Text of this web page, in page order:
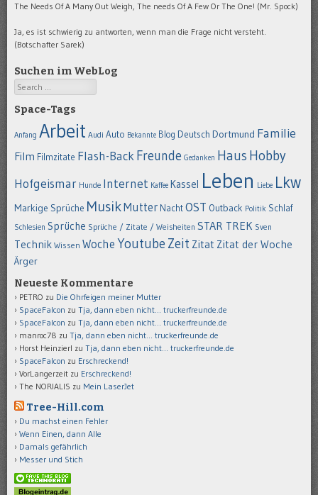
The Needs Of A Many Out Weigh, The needs Of A Few Or The One! (Mr. Spock)
Ja, es ist schwierig zu antworten, wenn man die Frage nicht versteht.
(Botschafter Sarek)
Suchen im WebLog
Search
Space-Tags
Anfang Arbeit Audi Auto Bekannte Blog Deutsch Dortmund Familie
Film Filmzitate Flash-BackFreunde Gedanken Haus Hobby
Hofgeismar Hunde Internet Kaffee Kassel Leben Liebe Lkw
Markige Sprüche MusikMutter NachtOST Outback Politik Schlaf
Schlesien Sprüche Sprüche / Zitate / Weisheiten STAR TREK Sven
Technik Wissen Woche Youtube Zeit Zitat Zitat der Woche
Ärger
Neueste Kommentare
PETRO zu Die Ohrfeigen meiner Mutter
SpaceFalcon zu Tja, dann eben nicht… truckerfreunde.de
SpaceFalcon zu Tja, dann eben nicht… truckerfreunde.de
manroc78 zu Tja, dann eben nicht… truckerfreunde.de
Horst Heinzierl zu Tja, dann eben nicht… truckerfreunde.de
SpaceFalcon zu Erschreckend!
VorLangerzeit zu Erschreckend!
The NORIALIS zu Mein LaserJet
Tree-Hill.com
Du machst einen Fehler
Wenn Einen, dann Alle
Damals gefährlich
Messer und Stich